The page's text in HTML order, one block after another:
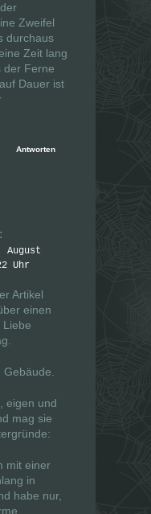
Zweifel
durchaus
Zeit lang
der Ferne
Dauer ist
Antworten
August
Uhr
Artikel
einen
Liebe
eigen und
mag sie
mit einer
in
habe nur,